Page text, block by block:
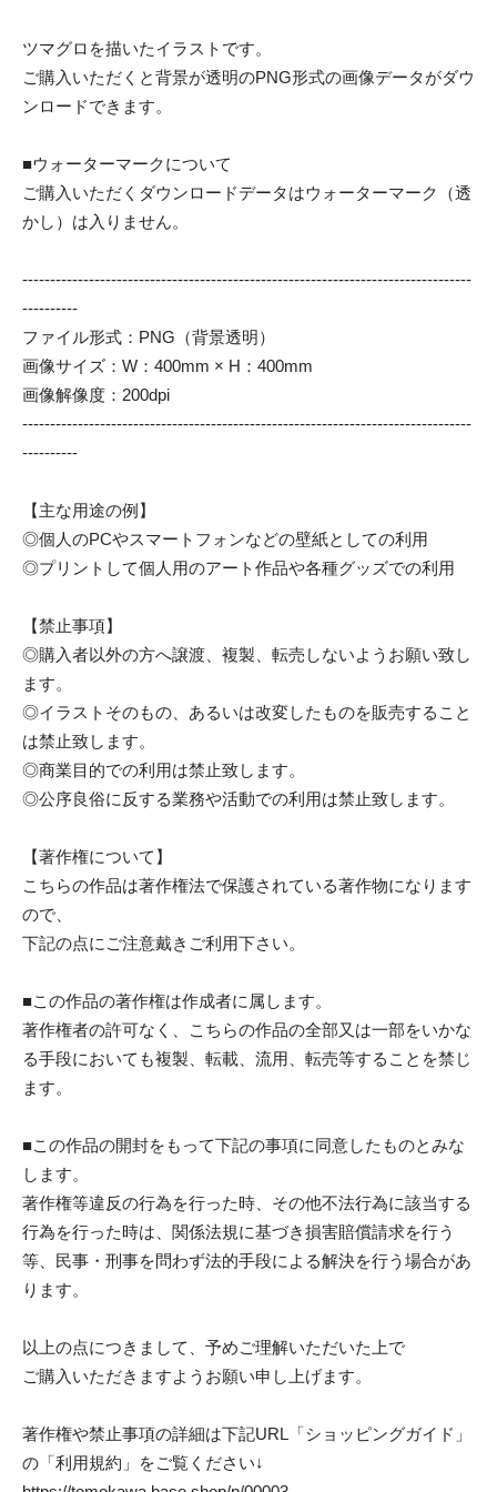
ツマグロを描いたイラストです。
ご購入いただくと背景が透明のPNG形式の画像データがダウ
ンロードできます。
■ウォーターマークについて
ご購入いただくダウンロードデータはウォーターマーク（透
かし）は入りません。
---------------------------------------------------------------------------------
----------
ファイル形式：PNG（背景透明）
画像サイズ：W：400mm × H：400mm
画像解像度：200dpi
---------------------------------------------------------------------------------
----------
【主な用途の例】
◎個人のPCやスマートフォンなどの壁紙としての利用
◎プリントして個人用のアート作品や各種グッズでの利用
【禁止事項】
◎購入者以外の方へ譲渡、複製、転売しないようお願い致し
ます。
◎イラストそのもの、あるいは改変したものを販売すること
は禁止致します。
◎商業目的での利用は禁止致します。
◎公序良俗に反する業務や活動での利用は禁止致します。
【著作権について】
こちらの作品は著作権法で保護されている著作物になります
ので、
下記の点にご注意戴きご利用下さい。
■この作品の著作権は作成者に属します。
著作権者の許可なく、こちらの作品の全部又は一部をいかな
る手段においても複製、転載、流用、転売等することを禁じ
ます。
■この作品の開封をもって下記の事項に同意したものとみな
します。
著作権等違反の行為を行った時、その他不法行為に該当する
行為を行った時は、関係法規に基づき損害賠償請求を行う
等、民事・刑事を問わず法的手段による解決を行う場合があ
ります。
以上の点につきまして、予めご理解いただいた上で
ご購入いただきますようお願い申し上げます。
著作権や禁止事項の詳細は下記URL「ショッピングガイド」
の「利用規約」をご覧ください↓